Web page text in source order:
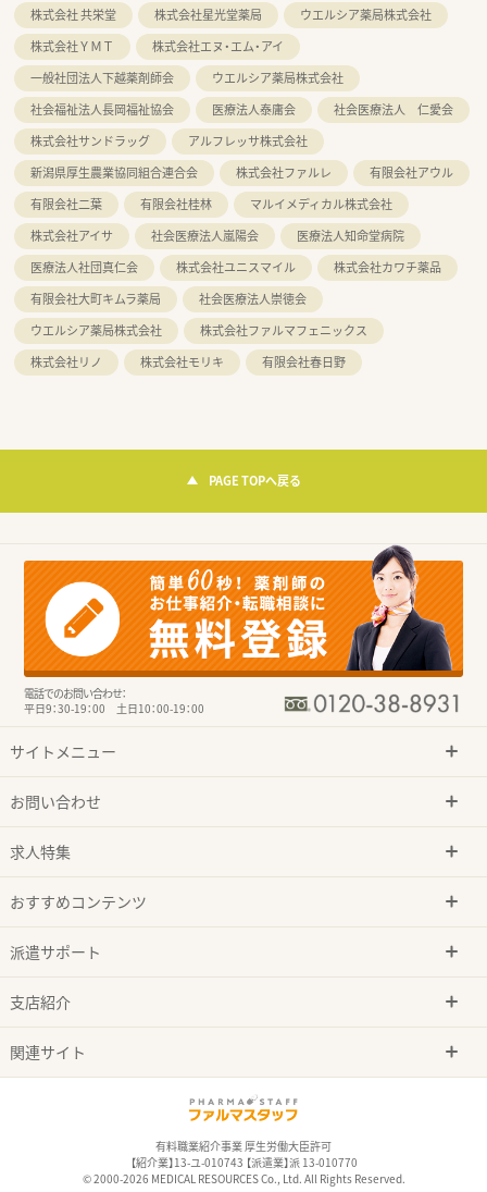
株式会社 共栄堂 株式会社星光堂薬局
ウエルシア薬局株式会社
株式会社ＹＭＴ
株式会社エヌ・エム・アイ
一般社団法人下越薬剤師会
ウエルシア薬局株式会社
社会福祉法人長岡福祉協会
医療法人泰庸会
社会医療法人 仁愛会
株式会社サンドラッグ
アルフレッサ株式会社
新潟県厚生農業協同組合連合会
株式会社ファルレ
有限会社アウル
有限会社二葉
有限会社桂林
マルイメディカル株式会社
株式会社アイサ
社会医療法人嵐陽会
医療法人知命堂病院
医療法人社団真仁会
株式会社ユニスマイル
株式会社カワチ薬品
有限会社大町キムラ薬局
社会医療法人崇徳会
ウエルシア薬局株式会社
株式会社ファルマフェニックス
株式会社リノ
株式会社モリキ 有限会社春日野
PAGE TOPへ戻る
電話でのお問い合わせ：
平日9：30-19：00 土日10：00-19：00
サイトメニュー
お問い合わせ
求人特集
おすすめコンテンツ
派遣サポート
支店紹介
関連サイト
有料職業紹介事業 厚生労働大臣許可
【紹介業】13-ユ-010743 【派遣業】派 13-010770
© 2000-2026 MEDICAL RESOURCES Co., Ltd. All Rights Reserved.